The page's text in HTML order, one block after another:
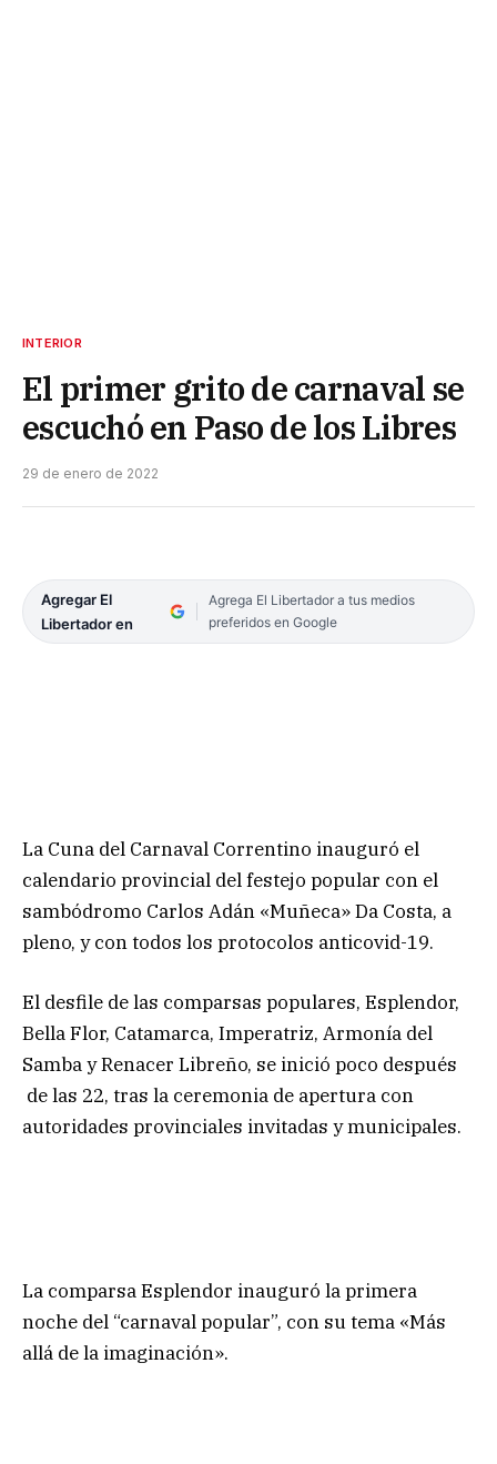
INTERIOR
El primer grito de carnaval se
escuchó en Paso de los Libres
29 de enero de 2022
Agregar El
Libertador en
Agrega El Libertador a tus medios
preferidos en Google
La Cuna del Carnaval Correntino inauguró el
calendario provincial del festejo popular con el
sambódromo Carlos Adán «Muñeca» Da Costa, a
pleno, y con todos los protocolos anticovid-19.
El desfile de las comparsas populares, Esplendor,
Bella Flor, Catamarca, Imperatriz, Armonía del
Samba y Renacer Libreño, se inició poco después
de las 22, tras la ceremonia de apertura con
autoridades provinciales invitadas y municipales.
La comparsa Esplendor inauguró la primera
noche del “carnaval popular”, con su tema «Más
allá de la imaginación».